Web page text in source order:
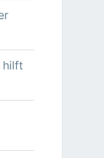
hilft